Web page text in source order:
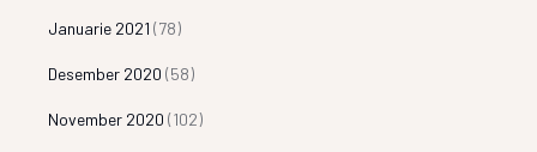
Januarie 2021 (78)
Desember 2020 (58)
November 2020 (102)